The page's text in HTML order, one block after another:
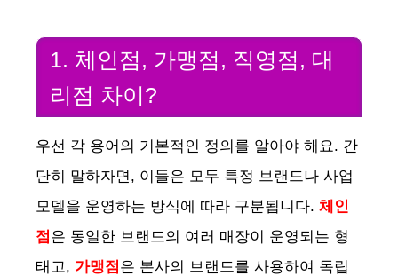
1. 체인점, 가맹점, 직영점, 대
리점 차이?
우선 각 용어의 기본적인 정의를 알아야 해요. 간
단히 말하자면, 이들은 모두 특정 브랜드나 사업
모델을 운영하는 방식에 따라 구분됩니다. 체인
점은 동일한 브랜드의 여러 매장이 운영되는 형
태고, 가맹점은 본사의 브랜드를 사용하여 독립